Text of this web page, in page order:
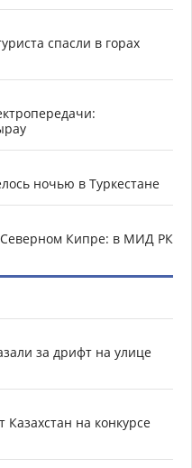
спасли в горах
ночью в Туркестане
Северном Кипре: в МИД РК
за дрифт на улице
Казахстан на конкурсе